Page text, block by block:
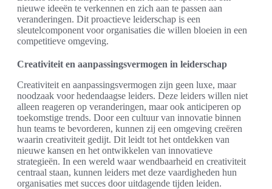
nieuwe ideeën te verkennen en zich aan te passen aan
veranderingen. Dit proactieve leiderschap is een
sleutelcomponent voor organisaties die willen bloeien in een
competitieve omgeving.
Creativiteit en aanpassingsvermogen in leiderschap
Creativiteit en aanpassingsvermogen zijn geen luxe, maar
noodzaak voor hedendaagse leiders. Deze leiders willen niet
alleen reageren op veranderingen, maar ook anticiperen op
toekomstige trends. Door een cultuur van innovatie binnen
hun teams te bevorderen, kunnen zij een omgeving creëren
waarin creativiteit gedijt. Dit leidt tot het ontdekken van
nieuwe kansen en het ontwikkelen van innovatieve
strategieën. In een wereld waar wendbaarheid en creativiteit
centraal staan, kunnen leiders met deze vaardigheden hun
organisaties met succes door uitdagende tijden leiden.